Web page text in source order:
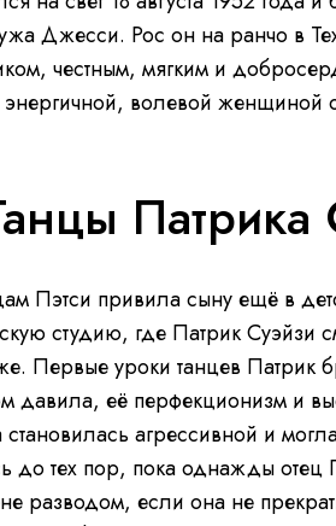
Джесси. Рос он на ранчо в
честным, мягким и
волевой женщиной
Патрика
Пэтси привила сыну ещё в
студию, где Патрик Суэйзи
Первые уроки танцев Патрик
давила, её перфекционизм и
становилась агрессивной и
до тех пор, пока однажды отец
разводом, если она не